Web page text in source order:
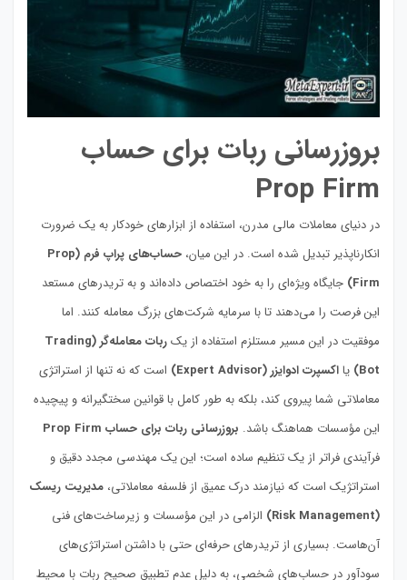
بروزرسانی ربات برای حساب
Prop Firm
در دنیای معاملات مالی مدرن، استفاده از ابزارهای خودکار به یک ضرورت
انکارناپذیر تبدیل شده است. در این میان،
حساب‌های پراپ فرم (Prop
Firm) جایگاه ویژه‌ای را به خود اختصاص داده‌اند و به تریدرهای مستعد
این فرصت را می‌دهند تا با سرمایه شرکت‌های بزرگ معامله کنند. اما
موفقیت در این مسیر مستلزم استفاده از یک
ربات معامله‌گر (Trading
Bot) یااکسپرت ادوایزر (Expert Advisor)
است که نه تنها از استراتژی
معاملاتی شما پیروی کند، بلکه به طور کامل با قوانین سختگیرانه و پیچیده
این مؤسسات هماهنگ باشد. بروزرسانی ربات برای حساب Prop Firm
فرآیندی فراتر از یک تنظیم ساده است؛ این یک مهندسی مجدد دقیق و
استراتژیک است که نیازمند درک عمیق از فلسفه معاملاتی، مدیریت ریسک
(Risk Management)
الزامی در این مؤسسات و زیرساخت‌های فنی
آن‌هاست. بسیاری از تریدرهای حرفه‌ای حتی با داشتن استراتژی‌های
سودآور در حساب‌های شخصی، به دلیل عدم تطبیق صحیح ربات با محیط